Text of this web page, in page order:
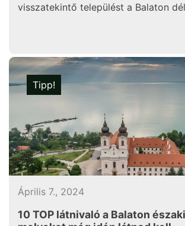
visszatekintő települést a Balaton
Tipp!
Április 7., 2024
10 TOP látnivaló a Balaton